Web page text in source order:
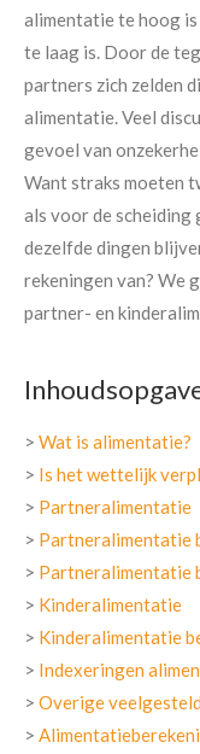
alimentatie te hoog
te laag is. Door de
partners zich zelden
alimentatie. Veel
gevoel van
Want straks moeten
als voor de scheiding
dezelfde dingen
rekeningen van? We
partner- en
> Wat is alimentatie?
> Is het wettelijk
> Partneralimentatie
> Partneralimentatie
> Partneralimentatie
> Kinderalimentatie
> Kinderalimentatie
> Indexeringen
> Overige
>